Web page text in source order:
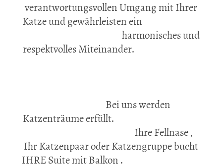
verantwortungsvollen Umgang mit Ihrer
Katze und gewährleisten ein
harmonisches und
respektvolles Miteinander.
Bei uns werden
Katzenträume erfüllt.
Ihre Fellnase ,
Ihr Katzenpaar oder Katzengruppe bucht
IHRE Suite mit Balkon .